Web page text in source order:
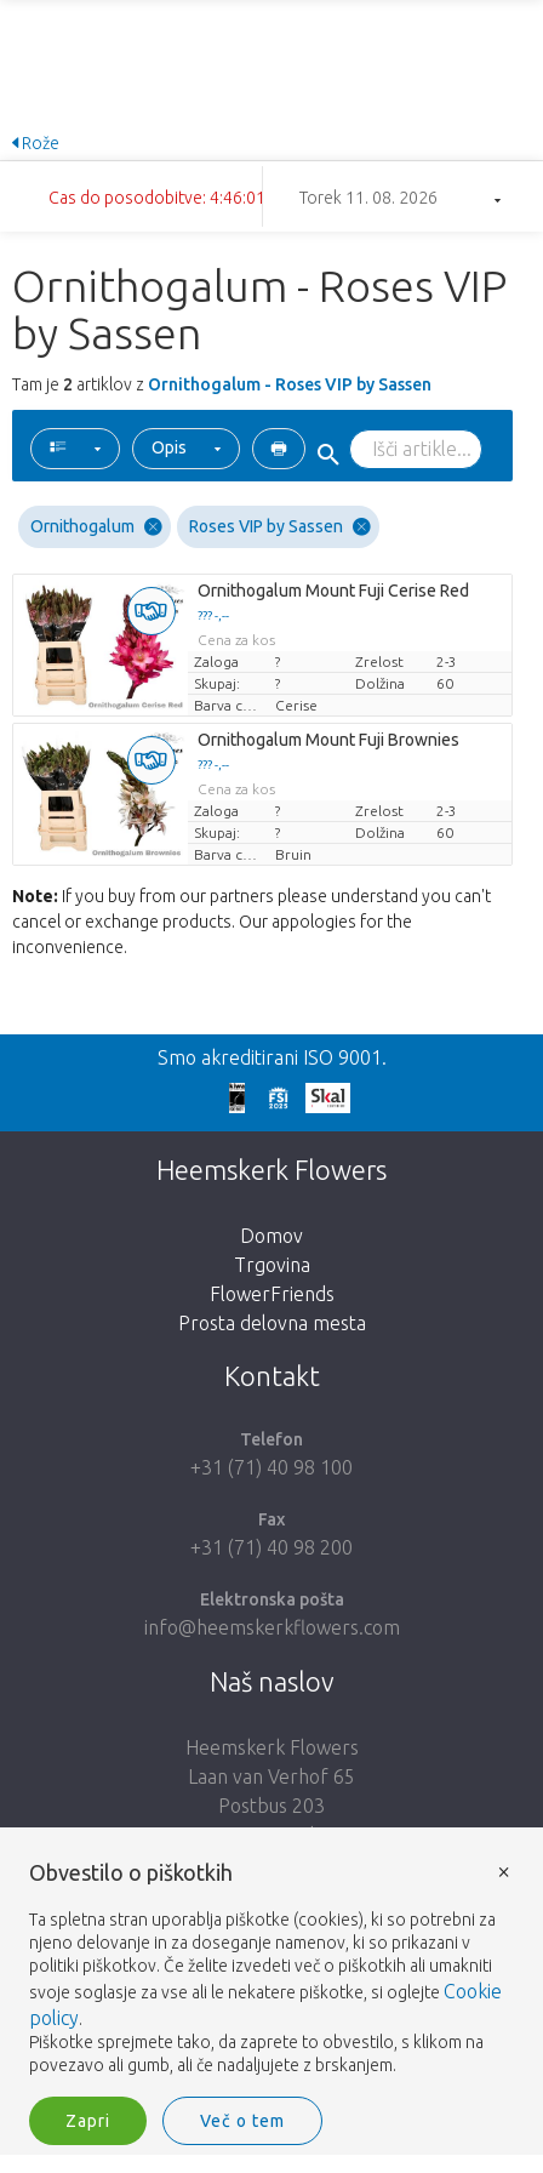
Rože
Cas do posodobitve: 4:46:01 Torek 11. 08. 2026
Ornithogalum - Roses VIP
by Sassen
Tam je 2 artiklov z Ornithogalum - Roses VIP by Sassen
Opis
Ornithogalum Roses VIP by Sassen
Ornithogalum Mount Fuji Cerise Red
??? -,--
Cena za kos
Zaloga
? Zrelost
2-3
Skupaj:
? Dolžina
60
Barva cvetov
Cerise
Ornithogalum Mount Fuji Brownies
??? -,--
Cena za kos
Zaloga
? Zrelost
2-3
Skupaj:
? Dolžina
60
Barva cvetov
Bruin
Note: If you buy from our partners please understand you can't
cancel or exchange products. Our appologies for the
inconvenience.
Nazaj
We're sorry
This page does not exist. Click on the
button below to return to the shop.
Smo akreditirani ISO 9001.
Heemskerk Flowers
Domov
Trgovina
FlowerFriends
Prosta delovna mesta
Kontakt
Telefon
+31 (71) 40 98 100
Fax
+31 (71) 40 98 200
Elektronska pošta
info@heemskerkflowers.com
Naš naslov
Heemskerk Flowers
Laan van Verhof 65
Postbus 203
2230 AE Rijnsburg
Netherlands
Sledi nam:
© 2026 -Heemskerk Flowers Pogoji Politika zasebnosti
Heemskerk Flowers is a trading name of BGH A.Heemskerk AZN b.v.
Obvestilo o piškotkih
Ta spletna stran uporablja piškotke (cookies), ki so potrebni za
njeno delovanje in za doseganje namenov, ki so prikazani v
politiki piškotkov. Če želite izvedeti več o piškotkih ali umakniti
svoje soglasje za vse ali le nekatere piškotke, si oglejte Cookie
policy.
Piškotke sprejmete tako, da zaprete to obvestilo, s klikom na
povezavo ali gumb, ali če nadaljujete z brskanjem.
Zapri Več o tem
×